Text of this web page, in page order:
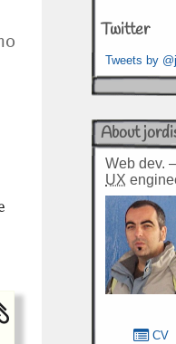
Twitter
Tweets by
About
Web dev.
UX
CV